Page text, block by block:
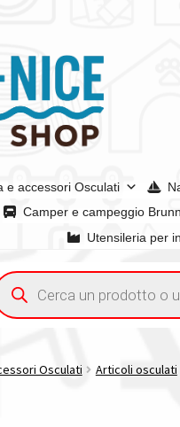
e accessori Osculati
Camper e campeggio
Utensileria per
(agevolata)Chi siamo
Spedizioni in italiaTutte le
Osculati Articoli osculati